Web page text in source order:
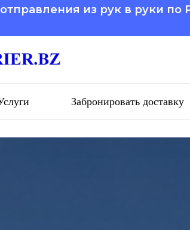
из рук в руки по
Забронировать доставку